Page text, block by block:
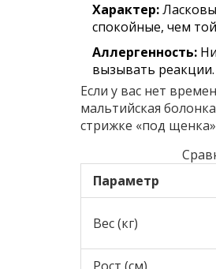
Характер:
спокойные, чем
Аллергенность:
вызывать реакции.
Если у вас нет
мальтийская
стрижке «под
Параметр
Вес (кг)